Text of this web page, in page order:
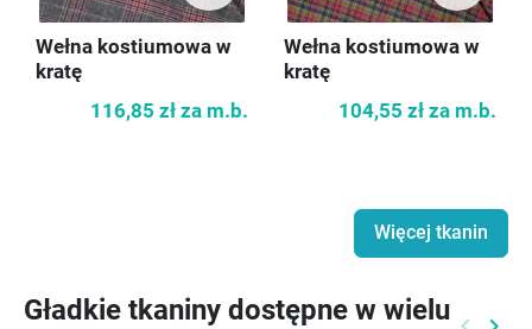
Wełna kostiumowa w
kratę
116,85 zł za m.b.
Wełna kostiumowa w
kratę
104,55 zł za m.b.
Więcej tkanin
Gładkie tkaniny dostępne w wielu